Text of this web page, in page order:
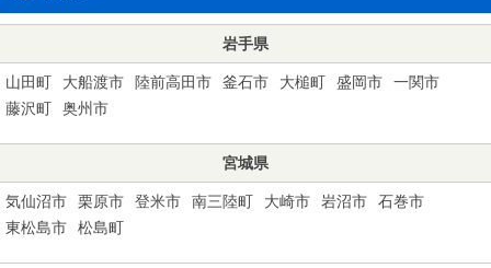
岩手県
山田町 大船渡市 陸前高田市 釜石市 大槌町 盛岡市
一関市
藤沢町
奥州市
宮城県
気仙沼市 栗原市 登米市 南三陸町 大崎市 岩沼市
石巻市
東松島市
松島町